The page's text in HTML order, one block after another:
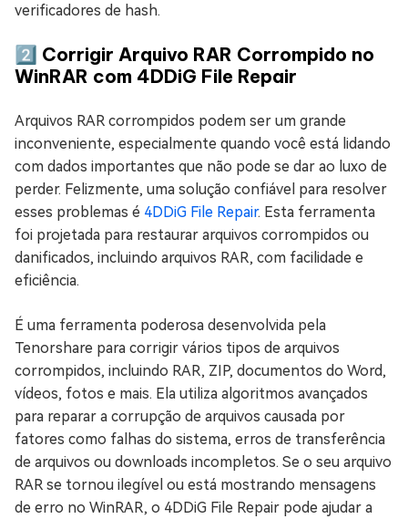
verificadores de hash.
2️⃣ Corrigir Arquivo RAR Corrompido no
WinRAR com 4DDiG File Repair
Arquivos RAR corrompidos podem ser um grande
inconveniente, especialmente quando você está lidando
com dados importantes que não pode se dar ao luxo de
perder. Felizmente, uma solução confiável para resolver
esses problemas é 4DDiG File Repair. Esta ferramenta
foi projetada para restaurar arquivos corrompidos ou
danificados, incluindo arquivos RAR, com facilidade e
eficiência.
É uma ferramenta poderosa desenvolvida pela
Tenorshare para corrigir vários tipos de arquivos
corrompidos, incluindo RAR, ZIP, documentos do Word,
vídeos, fotos e mais. Ela utiliza algoritmos avançados
para reparar a corrupção de arquivos causada por
fatores como falhas do sistema, erros de transferência
de arquivos ou downloads incompletos. Se o seu arquivo
RAR se tornou ilegível ou está mostrando mensagens
de erro no WinRAR, o 4DDiG File Repair pode ajudar a